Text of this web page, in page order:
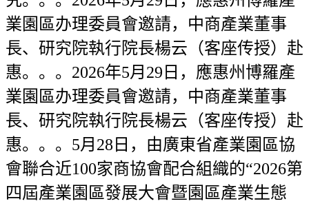
業園區办理委員會邀請，中商產業董事
長、研究院執行院長楊云（客座传授）赴
惠。。。2026年5月29日，應惠州博羅產
業園區办理委員會邀請，中商產業董事
長、研究院執行院長楊云（客座传授）赴
惠。。。5月28日，由廣東省產業園區協
會聯合近100家商協會配合組織的“2026第
四屆產業園區發展大會暨園區產業生態